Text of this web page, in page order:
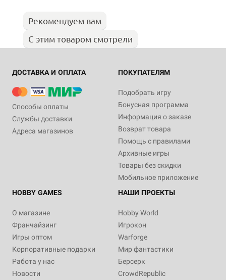
Рекомендуем вам
С этим товаром смотрели
ДОСТАВКА И ОПЛАТА
Способы оплаты
Службы доставки
Адреса магазинов
ПОКУПАТЕЛЯМ
Подобрать игру
Бонусная программа
Информация о заказе
Возврат товара
Помощь с правилами
Архивные игры
Товары без скидки
Мобильное приложение
HOBBY GAMES
О магазине
Франчайзинг
Игры оптом
Корпоративные подарки
Работа у нас
Новости
НАШИ ПРОЕКТЫ
Hobby World
Игрокон
Warforge
Мир фантастики
Берсерк
CrowdRepublic